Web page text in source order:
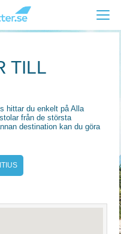
TILL
hittar du enkelt på Alla
från de största
destination kan du göra